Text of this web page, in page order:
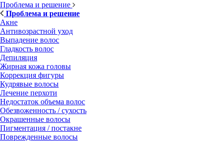
Проблема и решение
Проблема и решение
Акне
Антивозрастной уход
Выпадение волос
Гладкость волос
Депиляция
Жирная кожа головы
Коррекция фигуры
Кудрявые волосы
Лечение перхоти
Недостаток объема волос
Обезвоженность / сухость
Окрашенные волосы
Пигментация / постакне
Поврежденные волосы